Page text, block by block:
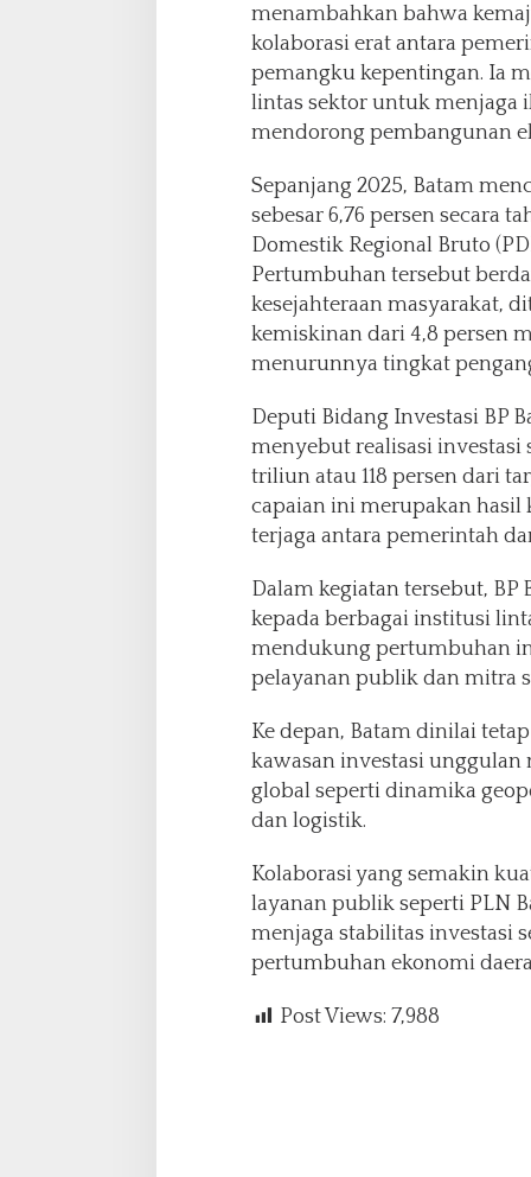
menambahkan bahwa
kolaborasi erat antara
pemangku kepentingan. Ia
lintas sektor untuk menjaga
mendorong pembangunan
Sepanjang 2025, Batam
sebesar 6,76 persen secara
Domestik Regional Bruto
Pertumbuhan tersebut
kesejahteraan masyarakat,
kemiskinan dari 4,8 persen
menurunnya tingkat
Deputi Bidang Investasi BP
menyebut realisasi investasi
triliun atau 118 persen dari
capaian ini merupakan hasil
terjaga antara pemerintah
Dalam kegiatan tersebut,
kepada berbagai institusi
mendukung pertumbuhan
pelayanan publik dan mitra
Ke depan, Batam dinilai
kawasan investasi
global seperti dinamika
dan logistik.
Kolaborasi yang semakin
layanan publik seperti PLN
menjaga stabilitas investasi
pertumbuhan ekonomi
Post Views: 7,988